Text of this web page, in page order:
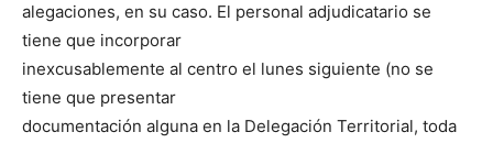
alegaciones, en su caso. El personal adjudicatario se
tiene que incorporar
inexcusablemente al centro el lunes siguiente (no se
tiene que presentar
documentación alguna en la Delegación Territorial, toda